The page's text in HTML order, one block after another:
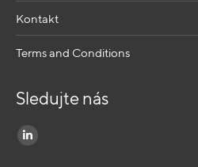
Kontakt
Terms and Conditions
Sledujte nás
Find us on:
Linkedin